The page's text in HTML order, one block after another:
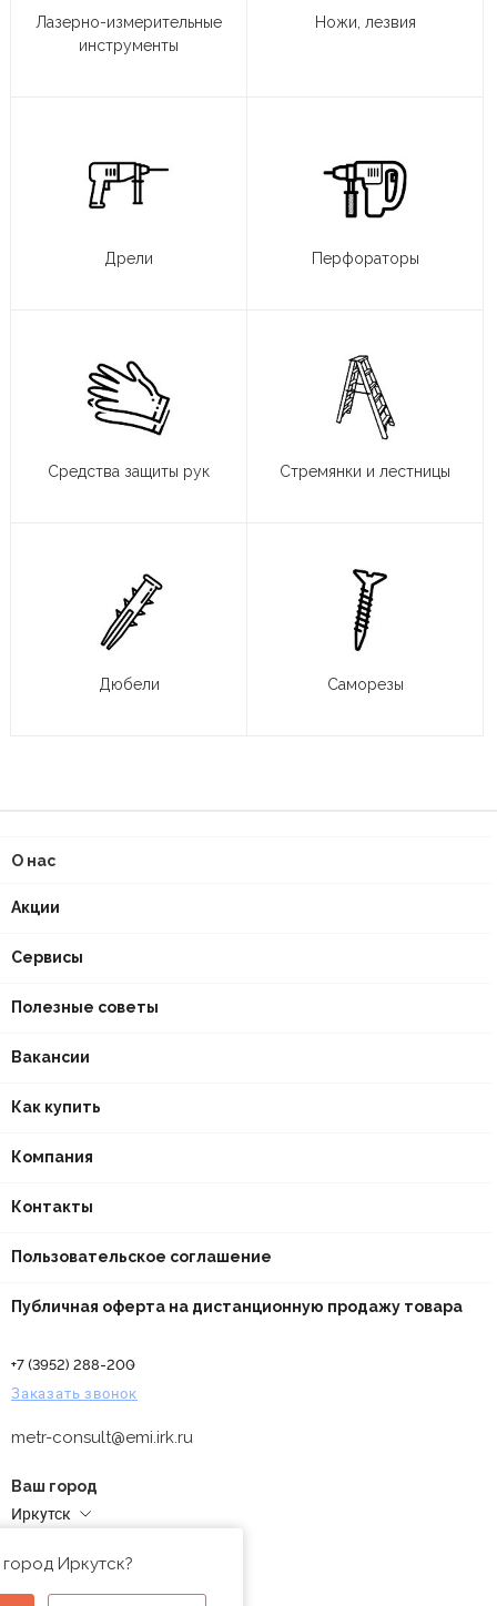
Лазерно-измерительные
инструменты
Ножи, лезвия
Дрели Перфораторы
Средства защиты рук Стремянки и лестницы
Дюбели Саморезы
О нас
Акции
Сервисы
Полезные советы
Вакансии
Как купить
Компания
Контакты
Пользовательское соглашение
Публичная оферта на дистанционную продажу товара
+7 (3952) 288-200
Заказать звонок
metr-consult@emi.irk.ru
Ваш город
Иркутск
Иркутск?